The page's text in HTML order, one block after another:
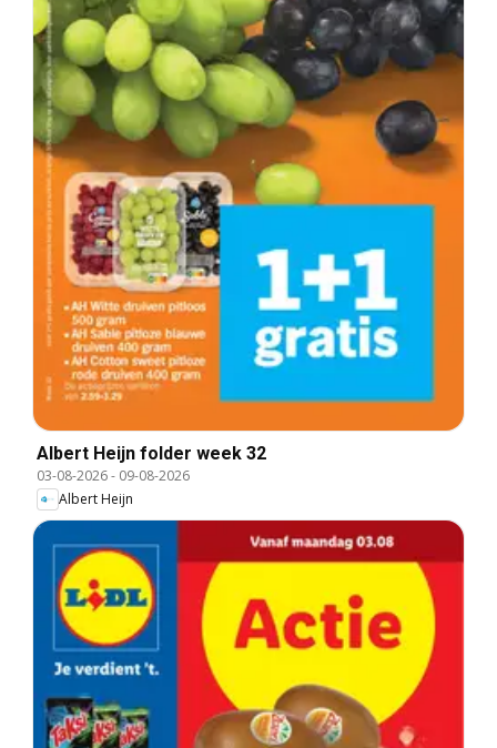
Albert Heijn folder week 32
03-08-2026- 09-08-2026
Albert Heijn